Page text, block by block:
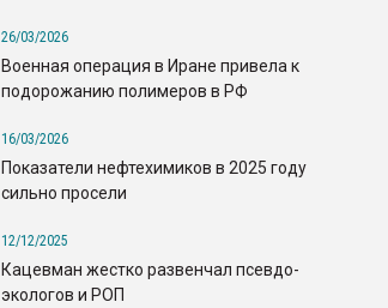
26/03/2026
Военная операция в Иране привела к
подорожанию полимеров в РФ
16/03/2026
Показатели нефтехимиков в 2025 году
сильно просели
12/12/2025
Кацевман жестко развенчал псевдо-
экологов и РОП